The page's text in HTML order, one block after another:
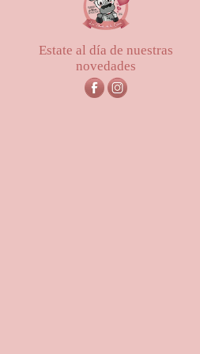
Estate al día de nuestras
novedades